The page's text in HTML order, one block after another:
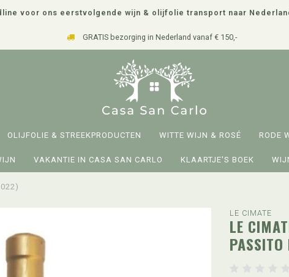
voor ons eerstvolgende wijn & olijfolie transport naar
GRATIS bezorging in Nederland vanaf € 150,-
OLIJFOLIE & STREEKPRODUCTEN WITTE WIJN & ROSÉ RODE
VAKANTIE IN CASA SAN CARLO KLAARTJE'S BOEK
LE CIMATE
LE